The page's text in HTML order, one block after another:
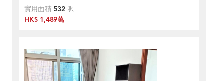
實用面積 532 呎
HK$ 1,489萬